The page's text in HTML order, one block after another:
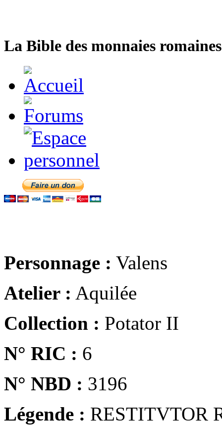
La Bible des monnaies
Personnage : Valens
Atelier : Aquilée
Collection : Potator II
N° RIC : 6
N° NBD : 3196
Légende : RESTITVTOR